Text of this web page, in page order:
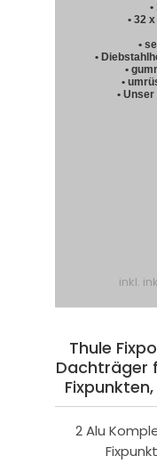
• 32
•
•
•
•
•
inkl.
Thule
Dachträger
2 Alu